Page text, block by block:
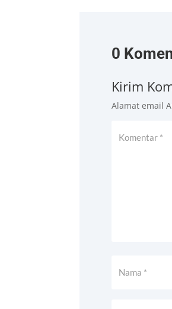
0
Kirim
Alamat email